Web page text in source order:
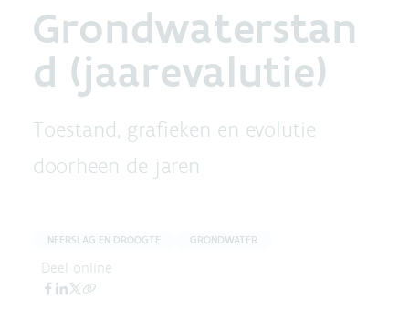
Grondwaterstan
d (jaarevalutie)
Toestand, grafieken en evolutie
doorheen de jaren
NEERSLAG EN DROOGTE GRONDWATER
Deel online